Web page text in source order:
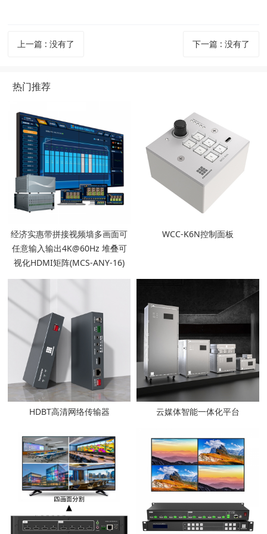
上一篇 :没有了 下一篇: 没有了
热门推荐
经济实惠带拼接视频墙多画面可
任意输入输出4K@60Hz 堆叠可
视化HDMI矩阵(MCS-ANY-16)
WCC-K6N控制面板
HDBT高清网络传输器 云媒体智能一体化平台